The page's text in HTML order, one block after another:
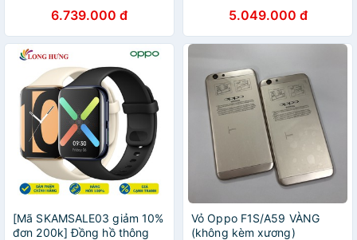
6.739.000 đ
OW19W6 - Hàng chính hãng
5.049.000 đ
[Mã SKAMSALE03 giảm 10%
đơn 200k] Đồng hồ thông
Vỏ Oppo F1S/A59 VÀNG
(không kèm xương)